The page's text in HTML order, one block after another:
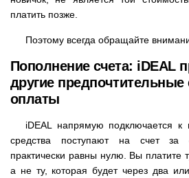
платить позже.
Поэтому всегда обращайте
Пополнение счета: iDEAL
другие
оплаты
iDEAL напрямую подключается к
средства поступают на счет за
практически равны нулю. Вы платите
а не ту, которая будет через два